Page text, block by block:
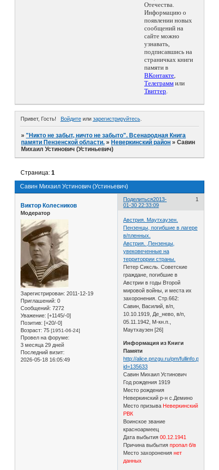
Отечества.
Информацию о
появлении новых
сообщений на
сайте можно
узнавать,
подписавшись на
страничках книги
памяти в
ВКонтакте,
Телеграмм или
Твиттер.
Привет, Гость! Войдитеили зарегистрируйтесь.
»"Никто не забыт, ничто не забыто". Всенародная Книга
памяти Пензенской области. » Неверкинский район »Савин
Михаил Устинович (Устиньевич)
Савин Михаил Устинович (Устиньевич)
Страница:1
Поделиться 1
2013-
01-30 22:33:09
Виктор Колесников
Модератор
Зарегистрирован: 2011-12-19
Приглашений: 0
Сообщений: 7272
Уважение: [+1145/-0]
Позитив: [+20/-0]
Возраст: 75 [1951-06-24]
Провел на форуме:
3 месяца 29 дней
Последний визит:
2026-05-18 16:05:49
Австрия. Маутхаузен.
Пензенцы, погибшие в лагере
в/пленных.
Австрия. ,Пензенцы,
увековеченные на
территоррии страны.
Петер Сиксль. Советские
граждане, погибшие в
Австрии в годы Второй
мировой войны, и места их
захоронения. Стр.662:
Савин, Василий, в/п,
10.10.1919, Де_нево, в/п,
05.11.1942, М-кн.п.,
Маутхаузен [26]
Информация из Книги
Памяти
http://alice.pnzgu.ru/pm/fullinfo.php?
id=135633
Савин Михаил Устинович
Год рождения 1919
Место рождения
Неверкинский р-н с.Демино
Место призыва Неверкинский
РВК
Воинское звание
красноармеец
Дата выбытия00.12.1941
Причина выбытияпропал б/в
Место захоронениянет
данных